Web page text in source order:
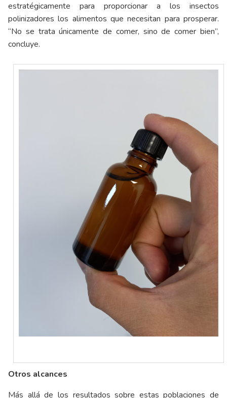
estratégicamente para proporcionar a los insectos
polinizadores los alimentos que necesitan para prosperar.
“No se trata únicamente de comer, sino de comer bien”,
concluye.
Otros alcances
Más allá de los resultados sobre estas poblaciones de